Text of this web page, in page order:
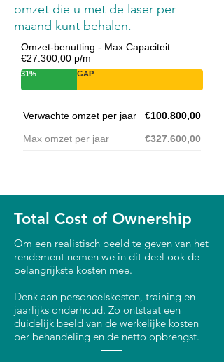
omzet die u met de laser per
maand kunt behalen.
Omzet-benutting - Max Capaciteit:
€27.300,00 p/m
31% GAP
Verwachte omzet per jaar €100.800,00
Max omzet per jaar €327.600,00
Total Cost of Ownership
Om een realistisch beeld te geven van het
rendement nemen we in dit deel ook de
belangrijkste kosten mee.
Denk aan personeelskosten, training en
jaarlijks onderhoud. Zo ontstaat een
duidelijk beeld van de werkelijke kosten
per behandeling en de netto opbrengst.